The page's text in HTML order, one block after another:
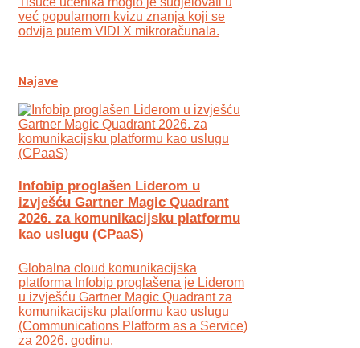
već popularnom kvizu znanja koji se
odvija putem VIDI X mikroračunala.
Najave
Infobip proglašen Liderom u
izvješću Gartner Magic Quadrant
2026. za komunikacijsku platformu
kao uslugu (CPaaS)
Globalna cloud komunikacijska
platforma Infobip proglašena je Liderom
u izvješću Gartner Magic Quadrant za
komunikacijsku platformu kao uslugu
(Communications Platform as a Service)
za 2026. godinu.